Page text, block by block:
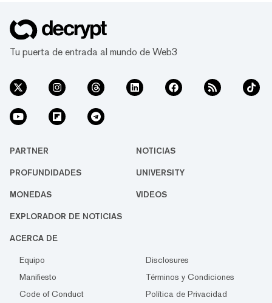
Tu puerta de entrada al mundo de Web3
PARTNER NOTICIAS
PROFUNDIDADES UNIVERSITY
MONEDAS VIDEOS
EXPLORADOR DE NOTICIAS
ACERCA DE
Equipo
Disclosures
Manifiesto
Términos y Condiciones
Code of Conduct
Política de Privacidad